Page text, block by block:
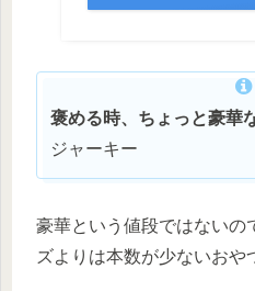
褒める時、ちょっと豪華
ジャーキー
豪華という値段ではないの
ズよりは本数が少ないおや